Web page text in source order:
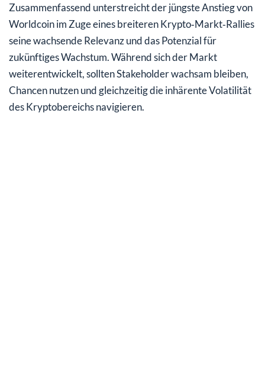
Zusammenfassend unterstreicht der jüngste Anstieg von
Worldcoin im Zuge eines breiteren Krypto‑Markt‑Rallies
seine wachsende Relevanz und das Potenzial für
zukünftiges Wachstum. Während sich der Markt
weiterentwickelt, sollten Stakeholder wachsam bleiben,
Chancen nutzen und gleichzeitig die inhärente Volatilität
des Kryptobereichs navigieren.